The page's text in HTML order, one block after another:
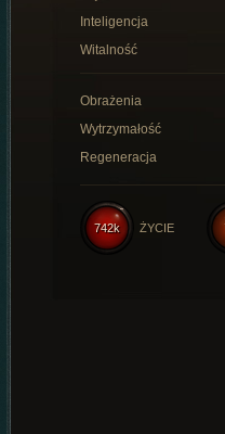
Inteligencja
Witalność
Obrażenia
Wytrzymałość
Regeneracja
742k ŻYCIE